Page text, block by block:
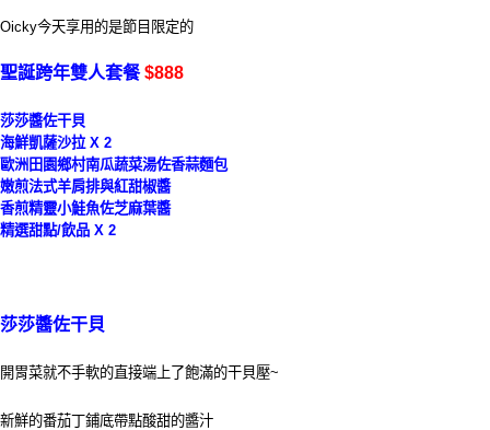
Oicky今天享用的是節目限定的
聖誕跨年雙人套餐$888
莎莎醬佐干貝
海鮮凱薩沙拉 X 2
歐洲田園鄉村南瓜蔬菜湯佐香蒜麵包
嫩煎法式羊肩排與紅甜椒醬
香煎精靈小鮭魚佐芝麻葉醬
精選甜點/飲品 X 2
莎莎醬佐干貝
開胃菜就不手軟的直接端上了飽滿的干貝壓~
新鮮的番茄丁鋪底帶點酸甜的醬汁